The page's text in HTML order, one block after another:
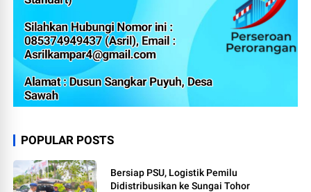
POPULAR POSTS
Bersiap PSU, Logistik Pemilu
Didistribusikan ke Sungai Tohor